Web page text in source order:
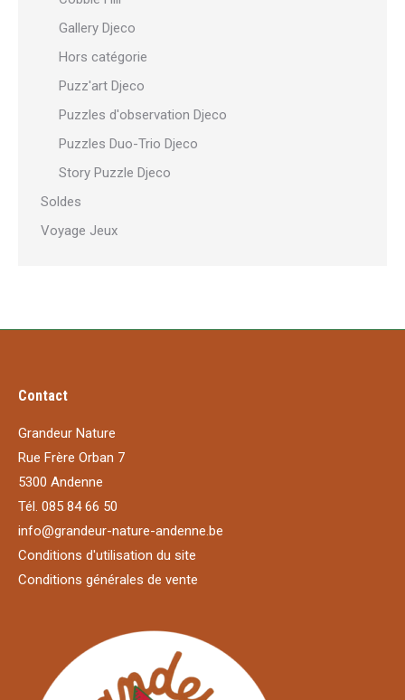
Gallery Djeco
Hors catégorie
Puzz'art Djeco
Puzzles d'observation Djeco
Puzzles Duo-Trio Djeco
Story Puzzle Djeco
Soldes
Voyage Jeux
Contact
Grandeur Nature
Rue Frère Orban 7
5300 Andenne
Tél. 085 84 66 50
info@grandeur-nature-andenne.be
Conditions d'utilisation du site
Conditions générales de vente